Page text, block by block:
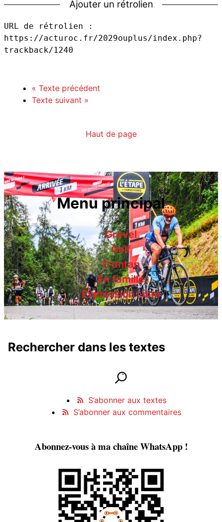
Ajouter un rétrolien
URL de rétrolien :
https://acturoc.fr/2029ouplus/index.php?
trackback/1240
« Texte précédent
Texte suivant »
Haut de page
Menu principal
Gravel
Golf
D'antan
En famille
Expression Libre
Rechercher dans les textes
Informations et contact
S’abonner aux textes
S’abonner aux commentaires
Abonnez-vous à ma chaîne WhatsApp !